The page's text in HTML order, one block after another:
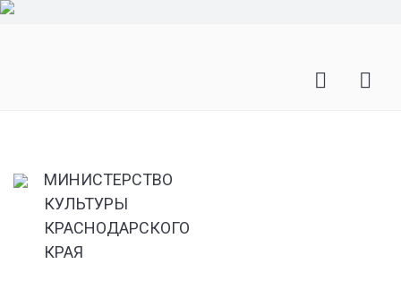
МИНИСТЕРСТВО
КУЛЬТУРЫ
КРАСНОДАРСКОГО
КРАЯ